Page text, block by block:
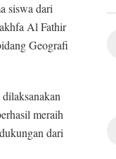
siswa dari
Al Fathir
Geografi
meraih
dari